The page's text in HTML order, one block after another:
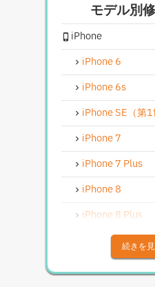
iPhoneスピーカ
iPhoneカメラレ
修理
iPhoneインカメ
iPhoneリンゴル
復旧
iPhone基板破損
iPhoneバイブレ
Android修理実績
Androidフロン
Androidバッテ
Android水没洗
モデル別
iPhone
iPhone 6
iPhone 6s
iPhone SE（第1
iPhone 7
iPhone 7 Plus
iPhone 8
iPhone 8 Plus
iPhone X
続きを